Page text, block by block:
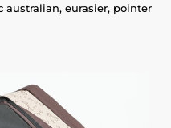
australian, eurasier, pointer